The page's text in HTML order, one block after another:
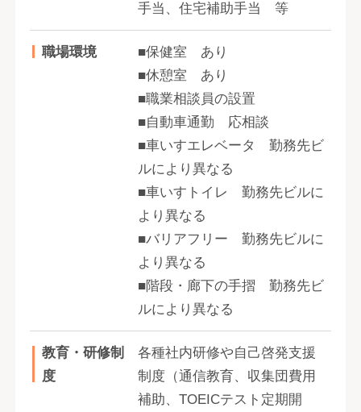
手当、住宅補助手当 等
職場環境
■保健室 あり
■休憩室 あり
■職業相談員の設置
■自動車通勤 応相談
■車いすエレベータ 勤務先ビ
ルにより異なる
■車いすトイレ 勤務先ビルに
より異なる
■バリアフリー 勤務先ビルに
より異なる
■階段・廊下の手摺 勤務先ビ
ルにより異なる
教育・研修制
度
各種社内研修や自己啓発支援
制度（通信教育、収集団費用
補助、TOEICテスト定期開